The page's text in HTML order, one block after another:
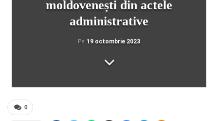
moldovenești din actele
administrative
Pe 19 octombrie 2023
0